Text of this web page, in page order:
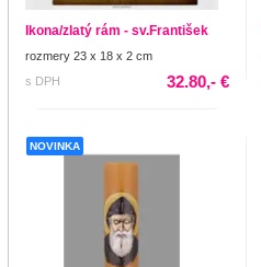
Ikona/zlatý rám - sv.František
rozmery 23 x 18 x 2 cm
s DPH
32.80,- €
NOVINKA